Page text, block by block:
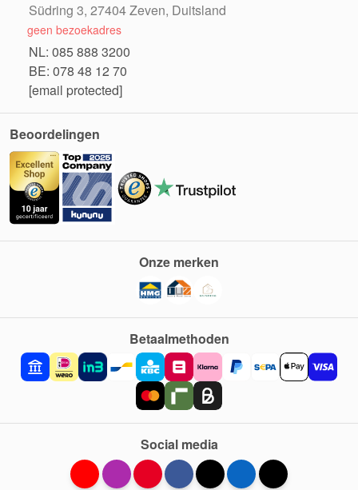
Südring 3, 27404 Zeven, Duitsland
geen bezoekadres
NL: 085 888 3200
BE: 078 48 12 70
[email protected]
Beoordelingen
Betaalmethoden
Onze merken
Social media